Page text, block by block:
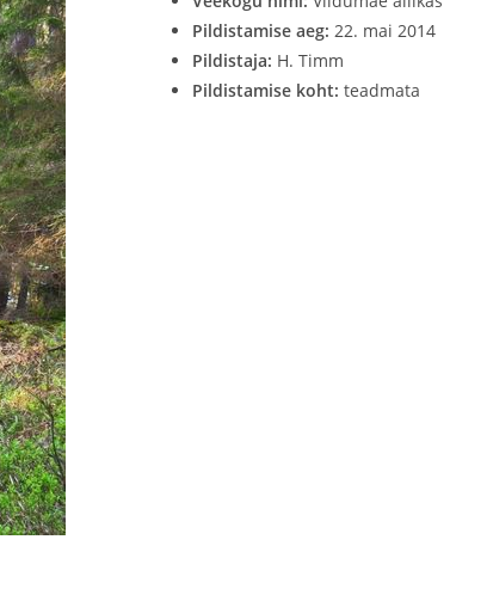
Pildistamise aeg:22. mai 2014
Pildistaja: H. Timm
Pildistamise koht:teadmata